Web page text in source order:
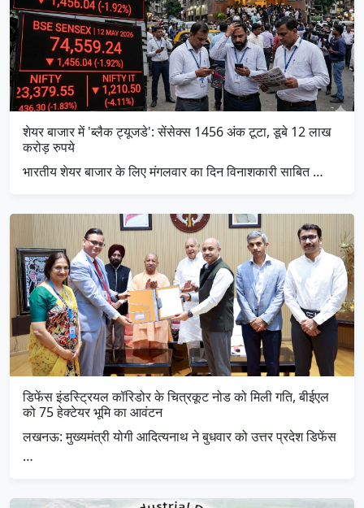
शेयर बाजार में 'ब्लैक ट्यूजडे': सेंसेक्स 1456 अंक टूटा, डूबे 12 लाख
करोड़ रुपये
​भारतीय शेयर बाजार के लिए मंगलवार का दिन विनाशकारी साबित …
डिफेंस इंडस्ट्रियल कॉरिडोर के चित्रकूट नोड को मिली गति, बीईएल
को 75 हेक्टेयर भूमि का आवंटन
लखनऊ: मुख्यमंत्री योगी आदित्यनाथ ने बुधवार को उत्तर प्रदेश डिफेंस
…